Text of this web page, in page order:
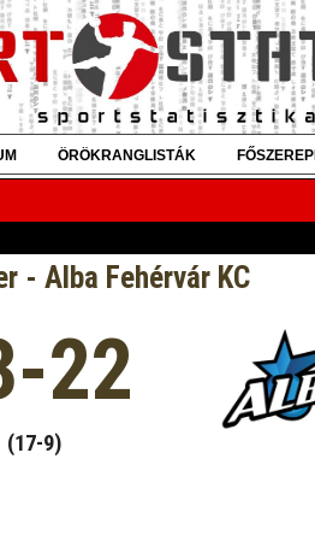
ÖRÖKRANGLISTÁK
- Alba Fehérvár KC
22
(17-9)